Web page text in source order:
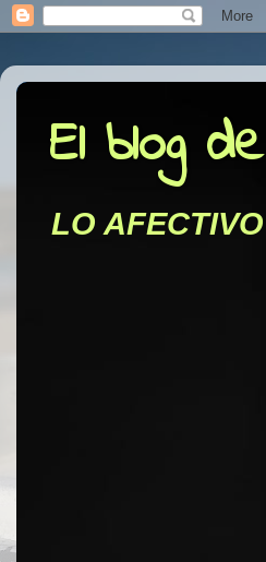
El blog
LO